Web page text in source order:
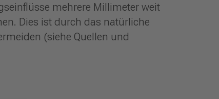
mehrere Millimeter weit
Dies ist durch das natürliche
(siehe Quellen und